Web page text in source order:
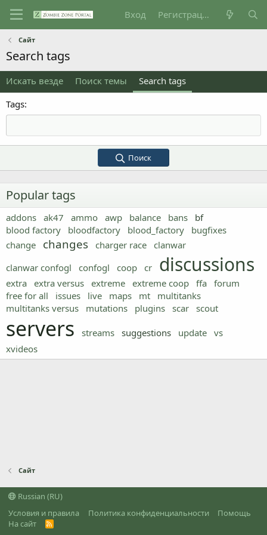
Вход Регистрация
Сайт
Search tags
Искать везде Поиск темы
Search tags
Tags
Поиск
Popular tags
addons ak47 ammo awp balance bans
bf
blood factory
bloodfactory blood_factory
bugfixes
change
changes charger race clanwar
clanwar confogl
confogl coop cr discussions
extra extra versus extreme extreme coop ffa forum
free for all
issues live maps mt
multitanks
multitanks versus
mutations plugins scar scout
servers streams suggestions update vs
xvideos
Сайт
Russian (RU)
Условия и правила
Политика конфиденциальности
Помощь
На сайт
R